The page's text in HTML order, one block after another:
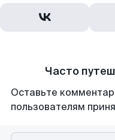
Часто
Оставьте
пользователям